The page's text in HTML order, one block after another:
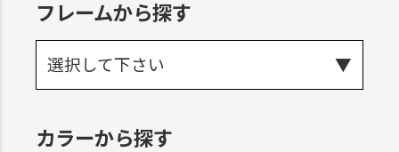
フレームから探す
選択して下さい
カラーから探す